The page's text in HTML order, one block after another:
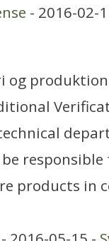
- 2016-02-
og produktion
products in